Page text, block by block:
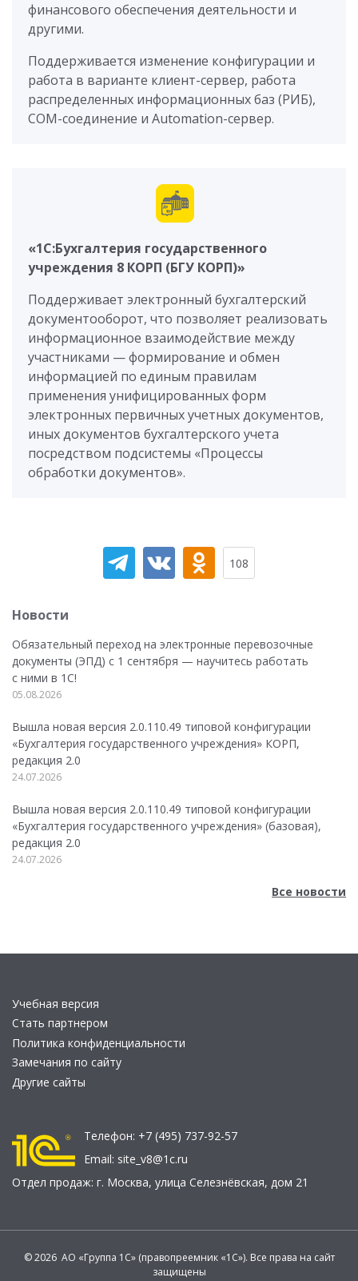
финансового обеспечения деятельности и
другими.
Поддерживается изменение конфигурации и
работа в варианте клиент-сервер, работа
распределенных информационных баз (РИБ),
COM-соединение и Automation-сервер.
«1С:Бухгалтерия государственного
учреждения 8 КОРП (БГУ КОРП)»
Поддерживает электронный бухгалтерский
документооборот, что позволяет реализовать
информационное взаимодействие между
участниками — формирование и обмен
информацией по единым правилам
применения унифицированных форм
электронных первичных учетных документов,
иных документов бухгалтерского учета
посредством подсистемы «Процессы
обработки документов».
108
Новости
Обязательный переход на электронные перевозочные
документы (ЭПД) с 1 сентября — научитесь работать
с ними в 1С!
05.08.2026
Вышла новая версия 2.0.110.49 типовой конфигурации
«Бухгалтерия государственного учреждения» КОРП,
редакция 2.0
24.07.2026
Вышла новая версия 2.0.110.49 типовой конфигурации
«Бухгалтерия государственного учреждения» (базовая),
редакция 2.0
24.07.2026
Все новости
Учебная версия
Стать партнером
Политика конфиденциальности
Замечания по сайту
Другие сайты
Телефон: +7 (495) 737-92-57
Email: site_v8@1c.ru
Отдел продаж: г. Москва, улица Селезнёвская, дом 21
© 2026 АО «Группа 1С» (правопреемник «1С»). Все права на сайт
защищены